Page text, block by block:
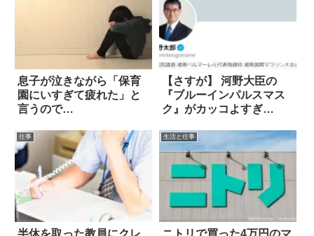
息子が泣きながら「保育
園にいすぎて疲れた」と
言うので…
【さすが】 河野大臣の
『ブルーインパルスマス
ク』がカッコよすぎ
仕事
半休を取った教員にクレ
生活と仕事
ニトリで買った4万円のマ